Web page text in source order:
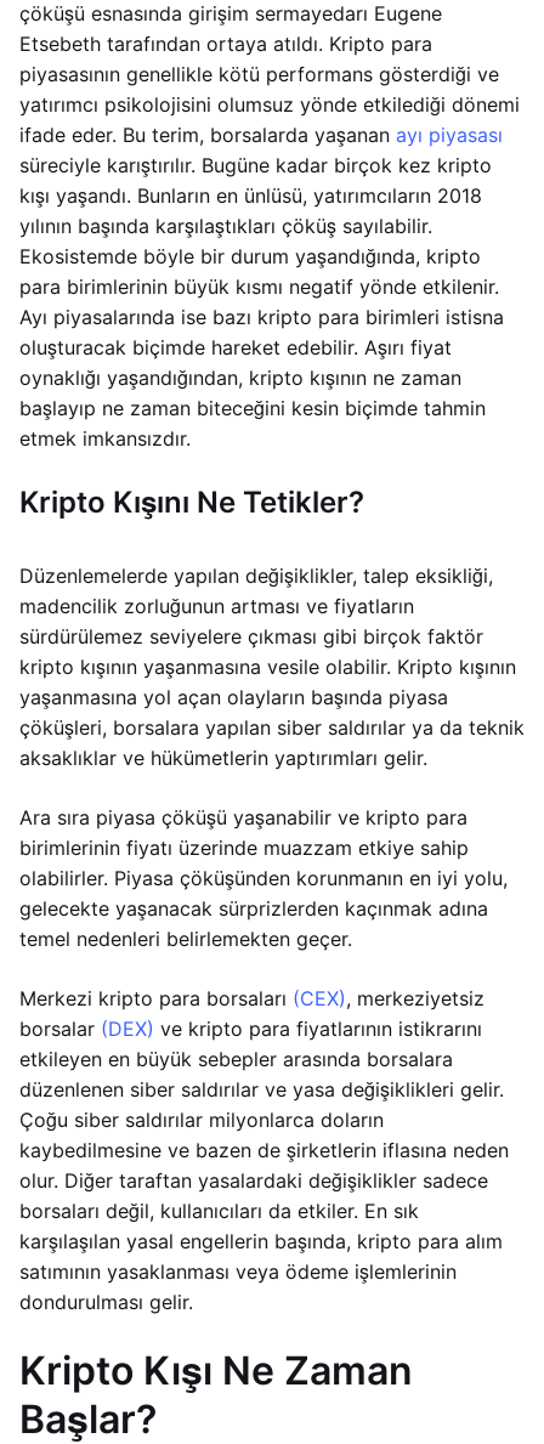
çöküşü esnasında girişim sermayedarı Eugene
Etsebeth tarafından ortaya atıldı. Kripto para
piyasasının genellikle kötü performans gösterdiği ve
yatırımcı psikolojisini olumsuz yönde etkilediği dönemi
ifade eder. Bu terim, borsalarda yaşanan ayı piyasası
süreciyle karıştırılır. Bugüne kadar birçok kez kripto
kışı yaşandı. Bunların en ünlüsü, yatırımcıların 2018
yılının başında karşılaştıkları çöküş sayılabilir.
Ekosistemde böyle bir durum yaşandığında, kripto
para birimlerinin büyük kısmı negatif yönde etkilenir.
Ayı piyasalarında ise bazı kripto para birimleri istisna
oluşturacak biçimde hareket edebilir. Aşırı fiyat
oynaklığı yaşandığından, kripto kışının ne zaman
başlayıp ne zaman biteceğini kesin biçimde tahmin
etmek imkansızdır.
Kripto Kışını Ne Tetikler?
Düzenlemelerde yapılan değişiklikler, talep eksikliği,
madencilik zorluğunun artması ve fiyatların
sürdürülemez seviyelere çıkması gibi birçok faktör
kripto kışının yaşanmasına vesile olabilir. Kripto kışının
yaşanmasına yol açan olayların başında piyasa
çöküşleri, borsalara yapılan siber saldırılar ya da teknik
aksaklıklar ve hükümetlerin yaptırımları gelir.
Ara sıra piyasa çöküşü yaşanabilir ve kripto para
birimlerinin fiyatı üzerinde muazzam etkiye sahip
olabilirler. Piyasa çöküşünden korunmanın en iyi yolu,
gelecekte yaşanacak sürprizlerden kaçınmak adına
temel nedenleri belirlemekten geçer.
Merkezi kripto para borsaları (CEX), merkeziyetsiz
borsalar (DEX) ve kripto para fiyatlarının istikrarını
etkileyen en büyük sebepler arasında borsalara
düzenlenen siber saldırılar ve yasa değişiklikleri gelir.
Çoğu siber saldırılar milyonlarca doların
kaybedilmesine ve bazen de şirketlerin iflasına neden
olur. Diğer taraftan yasalardaki değişiklikler sadece
borsaları değil, kullanıcıları da etkiler. En sık
karşılaşılan yasal engellerin başında, kripto para alım
satımının yasaklanması veya ödeme işlemlerinin
dondurulması gelir.
Kripto Kışı Ne Zaman
Başlar?